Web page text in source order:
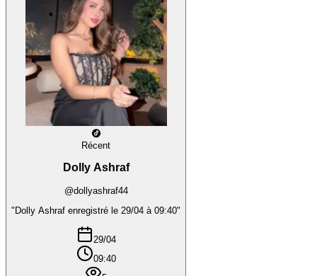
Récent
Dolly Ashraf
@dollyashraf44
"Dolly Ashraf enregistré le 29/04 à 09:40"
29/04
09:40